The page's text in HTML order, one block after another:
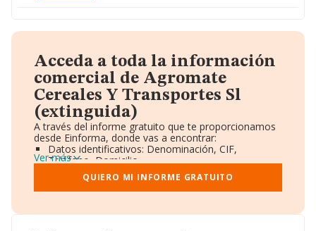
Acceda a toda la información
comercial de Agromate
Cereales Y Transportes Sl
(extinguida)
A través del informe gratuito que te proporcionamos
desde Einforma, donde vas a encontrar:
Datos identificativos: Denominación, CIF,
Teléfono, Domicilio.
Informe Mercantil Completo (BORME).
Gráficos de Evolución Ventas y Empleados.
Consejo de Administración y Administradores.
Accionistas.
Ver más
QUIERO MI INFORME GRATUITO